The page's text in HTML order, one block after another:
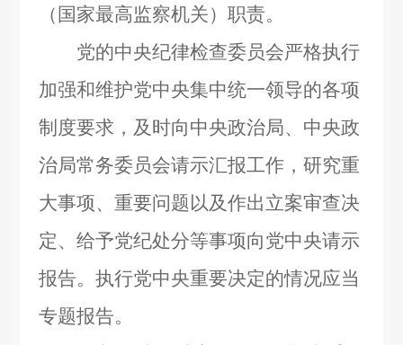
（国家最高监察机关）职责。
党的中央纪律检查委员会严格执行
加强和维护党中央集中统一领导的各项
制度要求，及时向中央政治局、中央政
治局常务委员会请示汇报工作，研究重
大事项、重要问题以及作出立案审查决
定、给予党纪处分等事项向党中央请示
报告。执行党中央重要决定的情况应当
专题报告。